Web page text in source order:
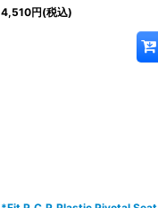
4,510円(税込)